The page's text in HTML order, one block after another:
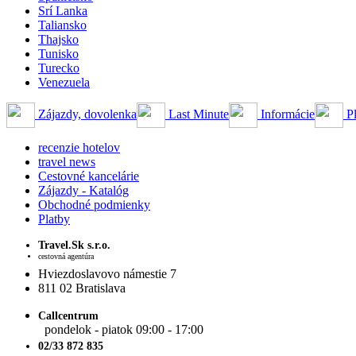
Srí Lanka
Taliansko
Thajsko
Tunisko
Turecko
Venezuela
Zájazdy, dovolenka Last Minute Informácie
recenzie hotelov
travel news
Cestovné kancelárie
Zájazdy - Katalóg
Obchodné podmienky
Platby
Travel.Sk s.r.o.
cestovná agentúra
Hviezdoslavovo námestie 7
811 02 Bratislava
Callcentrum
pondelok - piatok 09:00 - 17:00
02/33 872 835